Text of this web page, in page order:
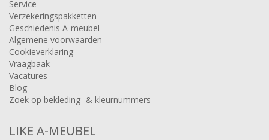
Service
Verzekeringspakketten
Geschiedenis A-meubel
Algemene voorwaarden
Cookieverklaring
Vraagbaak
Vacatures
Blog
Zoek op bekleding- & kleurnummers
LIKE A-MEUBEL